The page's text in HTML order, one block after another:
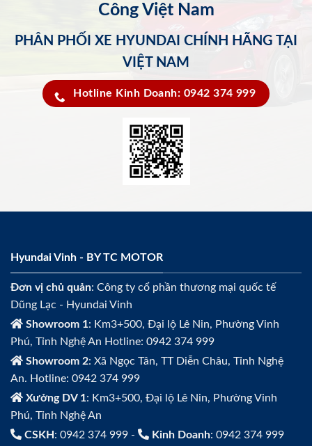
Công Việt Nam
PHÂN PHỐI XE HYUNDAI CHÍNH HÃNG TẠI
VIỆT NAM
Hotline Kinh Doanh: 0942 374 999
Hyundai Vinh - BY TC MOTOR
Đơn vị chủ quản: Công ty cổ phần thương mại quốc tế
Dũng Lạc - Hyundai Vinh
Showroom 1: Km3+500, Đại lộ Lê Nin, Phường Vinh
Phú, Tỉnh Nghệ An Hotline: 0942 374 999
Showroom 2: Xã Ngọc Tân, TT Diễn Châu, Tỉnh Nghệ
An. Hotline: 0942 374 999
Xưởng DV 1: Km3+500, Đại lộ Lê Nin, Phường Vinh
Phú, Tỉnh Nghệ An
CSKH : 0942 374 999 - Kinh Doanh: 0942 374 999